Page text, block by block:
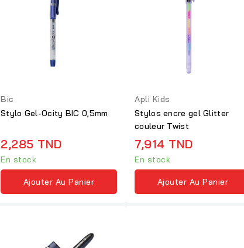
Bic
Stylo Gel-Ocity BIC 0,5mm
2,285 TND
En stock
Ajouter Au Panier
Apli Kids
Stylos encre gel Glitter
couleur Twist
7,914 TND
En stock
Ajouter Au Panier